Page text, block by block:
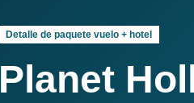
Detalle de paquete vuelo + hotel
Planet